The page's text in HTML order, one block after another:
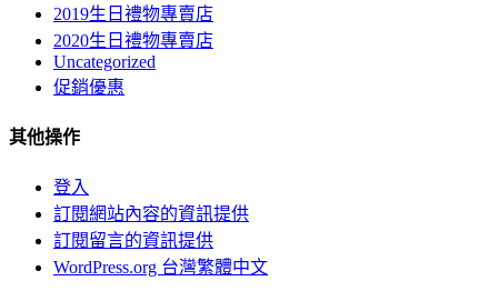
2019生日禮物專賣店
2020生日禮物專賣店
Uncategorized
促銷優惠
其他操作
登入
訂閱網站內容的資訊提供
訂閱留言的資訊提供
WordPress.org 台灣繁體中文